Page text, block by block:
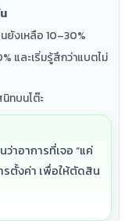
ยังเหลือ 10–30%
และเริ่มรู้สึกว่าแบตไม่
ทบนโต๊ะ
าอาการที่เจอ “แค่
รตั้งค่า เพื่อให้ตัดสิน